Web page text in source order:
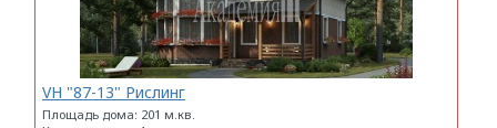
VH "87-13" Рислинг
Площадь дома: 201 м.кв.